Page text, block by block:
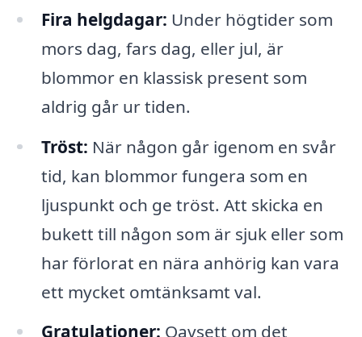
Fira helgdagar: Under högtider som
mors dag, fars dag, eller jul, är
blommor en klassisk present som
aldrig går ur tiden.
Tröst: När någon går igenom en svår
tid, kan blommor fungera som en
ljuspunkt och ge tröst. Att skicka en
bukett till någon som är sjuk eller som
har förlorat en nära anhörig kan vara
ett mycket omtänksamt val.
Gratulationer: Oavsett om det